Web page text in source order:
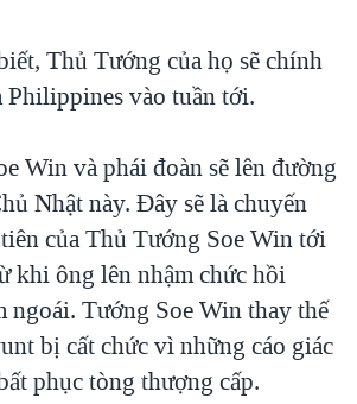
NGOẠI
MẠI CỦA MỸ: QUÁ KHỨ VÀ HIỆN
CỬ 2024
TRANH TẠI DẢI GAZA
& CON ĐƯỜNG
GIỚI
Thủ Tướng của họ sẽ chính
vào tuần tới.
Win và phái đoàn sẽ lên đường
Nhật này. Đây sẽ là chuyến
của Thủ Tướng Soe Win tới
khi ông lên nhậm chức hồi
ngoái. Tướng Soe Win thay thế
bị cất chức vì những cáo giác
phục tòng thượng cấp.